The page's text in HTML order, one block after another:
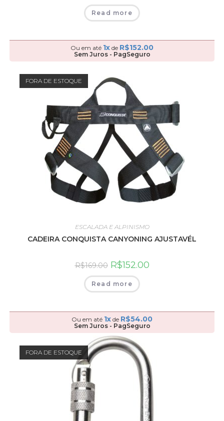
Read more
Ou em até 1x de R$152.00
Sem Juros - PagSeguro
FORA DE ESTOQUE
ESCALADA E ALPINISMO
CADEIRA CONQUISTA CANYONING AJUSTAVÉL
R$169.00 R$152.00
Read more
Ou em até 1x de R$54.00
Sem Juros - PagSeguro
FORA DE ESTOQUE